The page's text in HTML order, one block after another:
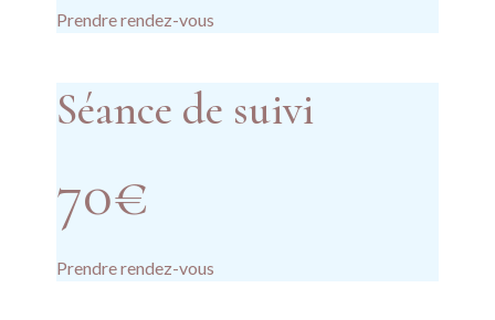
Prendre rendez-vous
Séance de suivi
70€
Prendre rendez-vous